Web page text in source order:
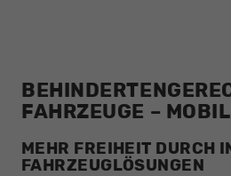
FAHRZEUGE –
MEHR FREIHEIT DURCH
FAHRZEUGLÖSUNGEN